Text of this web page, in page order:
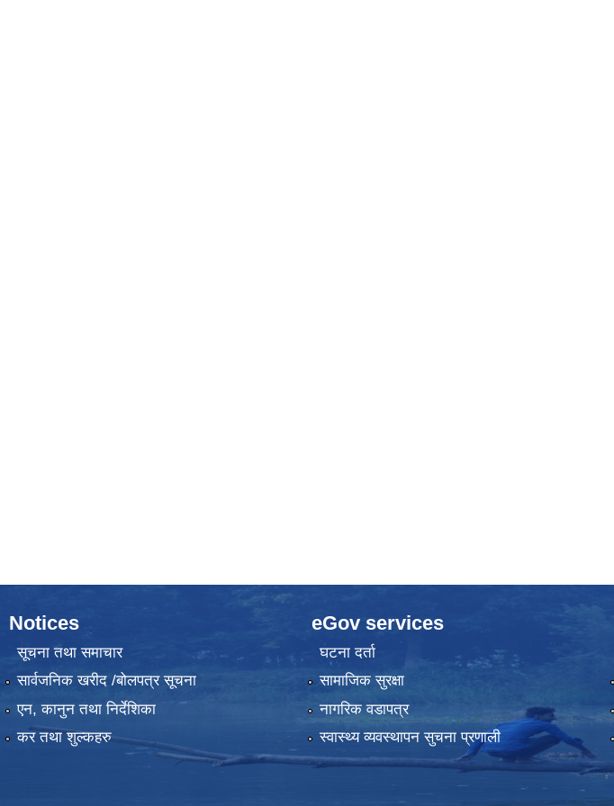
Notices
सूचना तथा समाचार
सार्वजनिक खरीद /बोलपत्र सूचना
एन, कानुन तथा निर्देशिका
कर तथा शुल्कहरु
eGov services
घटना दर्ता
सामाजिक सुरक्षा
नागरिक वडापत्र
स्वास्थ्य व्यवस्थापन सुचना प्रणाली